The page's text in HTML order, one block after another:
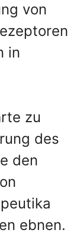
von
in
zu
des
den
ebnen.